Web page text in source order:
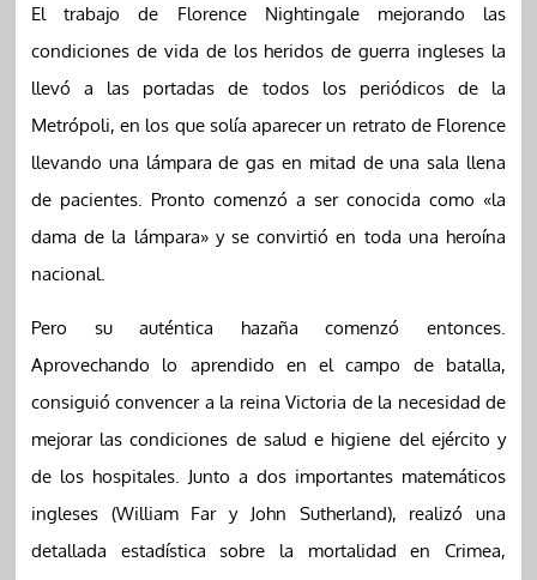
El trabajo de Florence Nightingale mejorando las
condiciones de vida de los heridos de guerra ingleses la
llevó a las portadas de todos los periódicos de la
Metrópoli, en los que solía aparecer un retrato de Florence
llevando una lámpara de gas en mitad de una sala llena
de pacientes. Pronto comenzó a ser conocida como «la
dama de la lámpara» y se convirtió en toda una heroína
nacional.
Pero su auténtica hazaña comenzó entonces.
Aprovechando lo aprendido en el campo de batalla,
consiguió convencer a la reina Victoria de la necesidad de
mejorar las condiciones de salud e higiene del ejército y
de los hospitales. Junto a dos importantes matemáticos
ingleses (William Far y John Sutherland), realizó una
detallada estadística sobre la mortalidad en Crimea,